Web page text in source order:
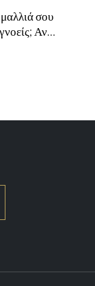
σου
Αν…